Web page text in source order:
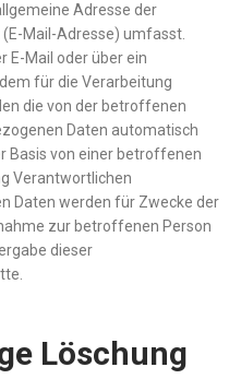
Adresse der
Mail-Adresse) umfasst.
E-Mail oder über ein
für die Verarbeitung
die von der betroffenen
Daten automatisch
Basis von einer betroffenen
Verantwortlichen
Daten werden für Zwecke der
zur betroffenen Person
dieser
Löschung